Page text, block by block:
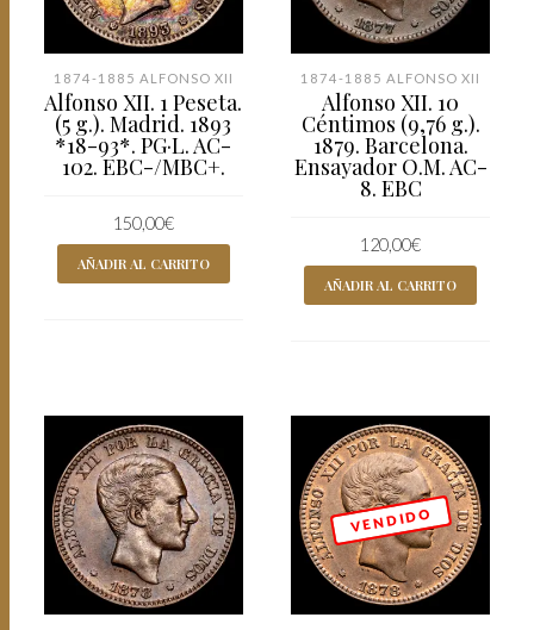
1874-1885 ALFONSO XII
Alfonso XII. 1 Peseta.
(5 g.). Madrid. 1893
*18-93*. PG·L. AC-
102. EBC-/MBC+.
150,00€
AÑADIR AL CARRITO
1874-1885 ALFONSO XII
Alfonso XII. 10
Céntimos (9,76 g.).
1879. Barcelona.
Ensayador O.M. AC-
8. EBC
120,00€
AÑADIR AL CARRITO
V E N D I D O